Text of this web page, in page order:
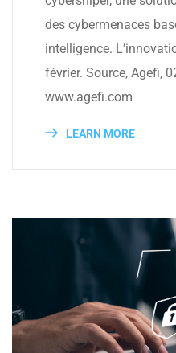
des cybermenaces
intelligence.
février. Source, Agefi,
www.agefi.com
LEARN MORE